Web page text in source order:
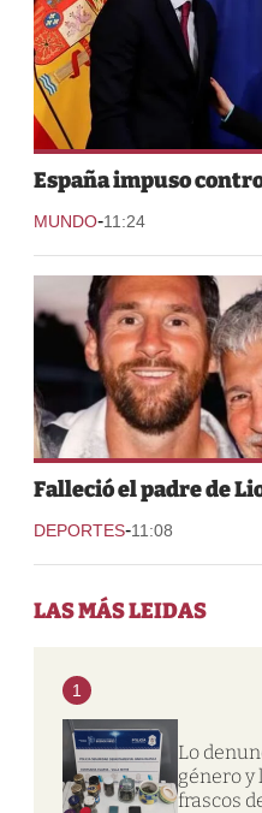
España impuso
MUNDO-11:24
Falleció el padre de
DEPORTES-11:08
LAS MÁS LEIDAS
1
Lo
género y
frascos